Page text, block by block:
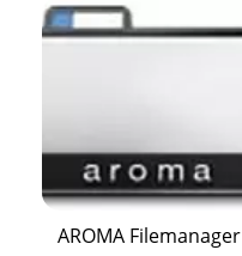
AROMA Filemanager